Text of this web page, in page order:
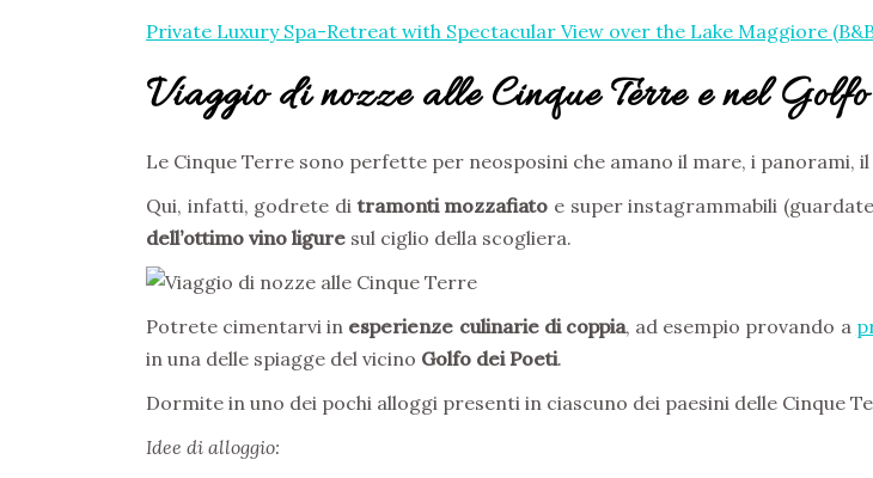
Private Luxury Spa-Retreat with Spectacular View over the Lake Maggiore
Viaggio di nozze alle Cinque Terre e nel
Le Cinque Terre sono perfette per neosposini che amano il mare, i panorami,
Qui, infatti, godrete di tramonti mozzafiato e super instagrammabili (guardate
dell’ottimo vino ligure sul ciglio della scogliera.
Potrete cimentarvi in esperienze culinarie di coppia, ad esempio provando a
in una delle spiagge del vicino Golfo dei Poeti.
Dormite in uno dei pochi alloggi presenti in ciascuno dei paesini delle Cinque
Idee di alloggio: